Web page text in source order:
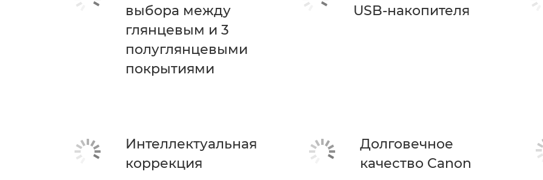
выбора между
глянцевым и 3
полуглянцевыми
покрытиями
USB-накопителя
Интеллектуальная
коррекция
Долговечное
качество Canon